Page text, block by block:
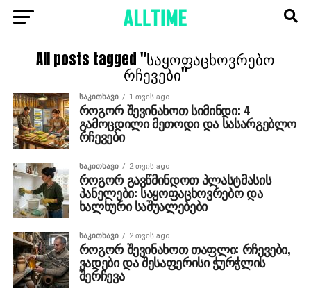
All posts tagged "საყოფაცხოვრებო
რჩევები"
ᲡᲐᲙᲘᲗᲮᲐᲕᲘ 1 თვის ago
როგორ შევინახოთ სიმინდი: 4
გამოცდილი მეთოდი და სასარგებლო
რჩევები
ᲡᲐᲙᲘᲗᲮᲐᲕᲘ 2 თვის ago
როგორ გავწმინდოთ პლასტმასის
პანელები: საყოფაცხოვრებო და
ხალხური საშუალებები
ᲡᲐᲙᲘᲗᲮᲐᲕᲘ 2 თვის ago
როგორ შევინახოთ თაფლი: რჩევები,
ვადები და შესაფერისი ჭურჭლის
შერჩევა